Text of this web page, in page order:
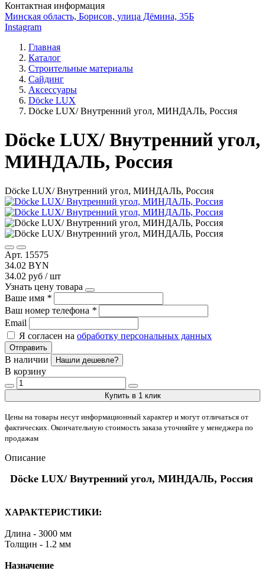
Контактная информация
Минская область, Борисов, улица Дёмина, 35Б
Instagram
Главная
Каталог
Строительные материалы
Сайдинг
Аксессуары
Döcke LUX
Döcke LUX/ Внутренний угол, МИНДАЛЬ, Россия
Döcke LUX/ Внутренний угол,
МИНДАЛЬ, Россия
Döcke LUX/ Внутренний угол, МИНДАЛЬ, Россия
Арт. 15575
34.02 BYN
34.02 руб / шт
Узнать цену товара
Ваше имя *
Ваш номер телефона *
Email
Я согласен на обработку персональных данных
Отправить
В наличии Нашли дешевле?
В корзину
Купить в 1 клик
Цены на товары несут информационный характер и могут отличаться от
фактических. Окончательную стоимость заказа уточняйте у менеджера по
продажам
Описание
Döcke LUX/ Внутренний угол, МИНДАЛЬ, Россия
ХАРАКТЕРИСТИКИ:
Длина - 3000 мм
Толщин - 1.2 мм
Назначение